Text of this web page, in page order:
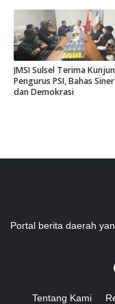
JMSI Sulsel Terima
Pengurus PSI, Bahas
dan Demokrasi
Portal berita daerah
Tentang Kami